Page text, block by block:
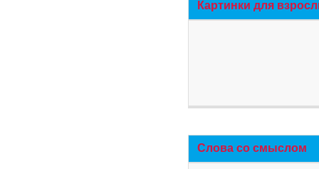
Картинки для
Слова со смыслом